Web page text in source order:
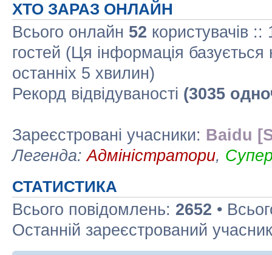
ХТО ЗАРАЗ ОНЛАЙН
Всього онлайн 52 користувачів
гостей (Ця інформація базується
останніх 5 хвилин)
Рекорд відвідуваності (3035
Зареєстровані учасники: Baidu
Легенда:Адміністратори,
СТАТИСТИКА
Всього повідомлень: 2652 •
Останній зареєстрований